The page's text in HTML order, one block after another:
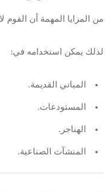
من المزايا المهمة أن الفوم
لذلك يمكن استخدامه في:
المباني القديمة.
المستودعات.
الهناجر.
المنشآت الصناعية.